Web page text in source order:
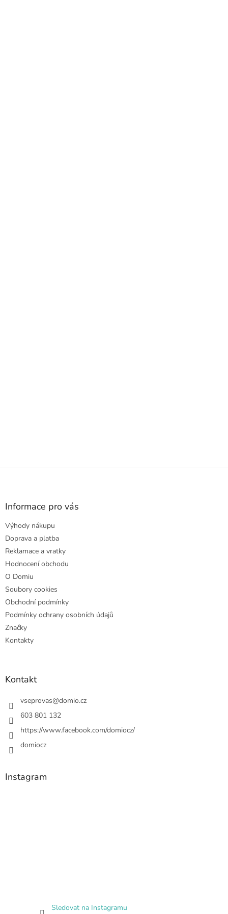
Z
Informace pro vás
Výhody nákupu
Doprava a platba
Reklamace a vratky
Hodnocení obchodu
O Domiu
Soubory cookies
Obchodní podmínky
Podmínky ochrany osobních údajů
Značky
Kontakty
Kontakt
vseprovas@domio.cz
603 801 132
https://www.facebook.com/domiocz/
domiocz
Instagram
Sledovat na Instagramu